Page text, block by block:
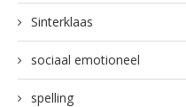
Sinterklaas
sociaal emotioneel
spelling